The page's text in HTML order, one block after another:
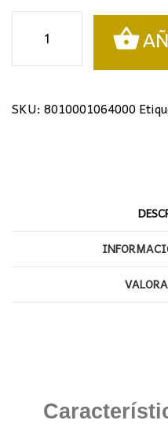
florentina
40cm
SKU: 8010001064000